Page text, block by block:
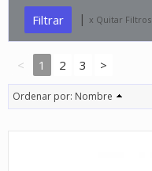
| x Quitar Filtros
< 1 2 3 >
Ordenar por: Nombre